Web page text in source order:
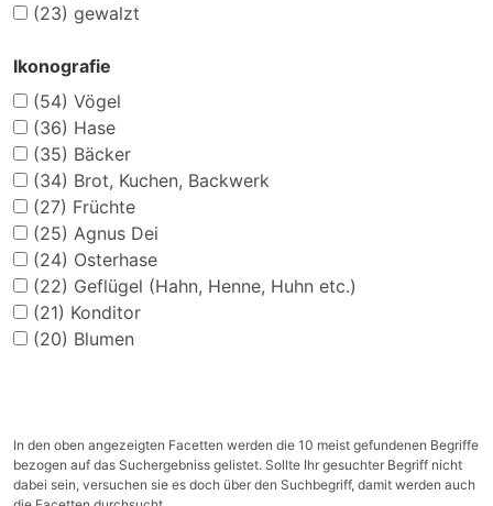
(23) gewalzt
Ikonografie
(54) Vögel
(36) Hase
(35) Bäcker
(34) Brot, Kuchen, Backwerk
(27) Früchte
(25) Agnus Dei
(24) Osterhase
(22) Geflügel (Hahn, Henne, Huhn etc.)
(21) Konditor
(20) Blumen
In den oben angezeigten Facetten werden die 10 meist gefundenen Begriffe
bezogen auf das Suchergebniss gelistet. Sollte Ihr gesuchter Begriff nicht
dabei sein, versuchen sie es doch über den Suchbegriff, damit werden auch